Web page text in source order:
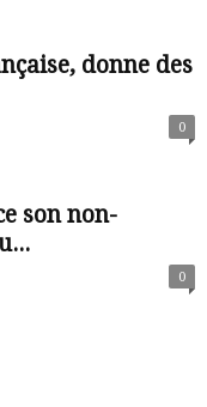
donne des
0
son non-
0